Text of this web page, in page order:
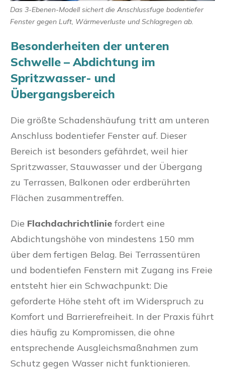
Das 3-Ebenen-Modell sichert die Anschlussfuge bodentiefer
Fenster gegen Luft, Wärmeverluste und Schlagregen ab.
Besonderheiten der unteren
Schwelle – Abdichtung im
Spritzwasser- und
Übergangsbereich
Die größte Schadenshäufung tritt am unteren
Anschluss bodentiefer Fenster auf. Dieser
Bereich ist besonders gefährdet, weil hier
Spritzwasser, Stauwasser und der Übergang
zu Terrassen, Balkonen oder erdberührten
Flächen zusammentreffen.
Die Flachdachrichtlinie fordert eine
Abdichtungshöhe von mindestens 150 mm
über dem fertigen Belag. Bei Terrassentüren
und bodentiefen Fenstern mit Zugang ins Freie
entsteht hier ein Schwachpunkt: Die
geforderte Höhe steht oft im Widerspruch zu
Komfort und Barrierefreiheit. In der Praxis führt
dies häufig zu Kompromissen, die ohne
entsprechende Ausgleichsmaßnahmen zum
Schutz gegen Wasser nicht funktionieren.